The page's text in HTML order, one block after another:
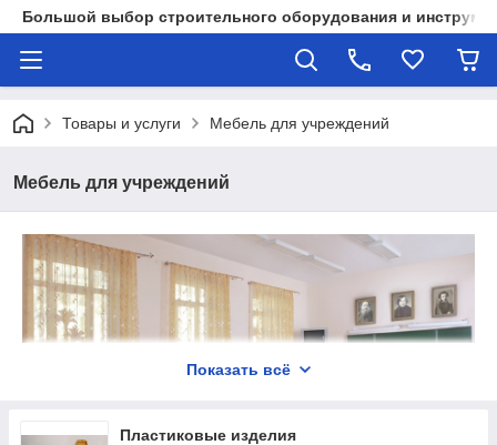
Большой выбор строительного оборудования и
Товары и услуги Мебель для учреждений
Мебель для учреждений
Показать всё
Пластиковые изделия